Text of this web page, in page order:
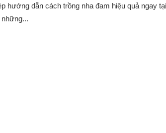
hướng dẫn cách trồng nha đam hiệu quả ngay tại